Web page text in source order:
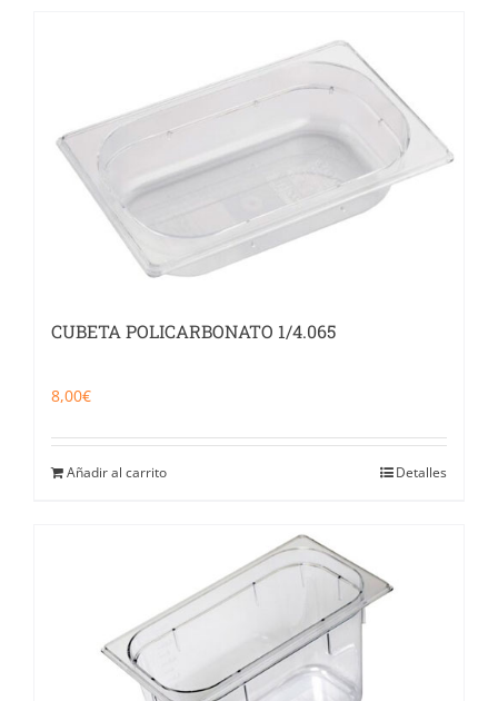
CUBETA POLICARBONATO 1/4.065
8,00€
Añadir al carrito Detalles